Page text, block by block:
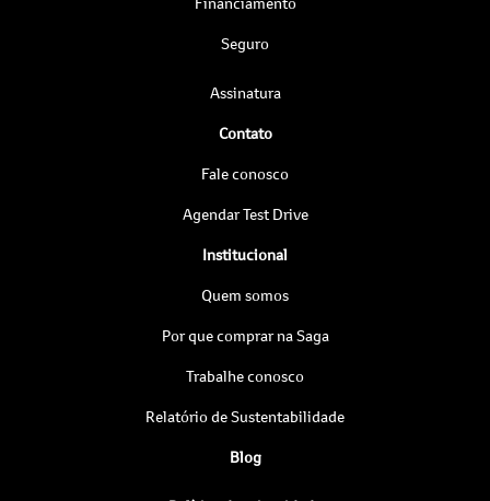
Seguro
Assinatura
Contato
Fale conosco
Agendar Test Drive
Institucional
Quem somos
Por que comprar na Saga
Trabalhe conosco
Relatório de Sustentabilidade
Blog